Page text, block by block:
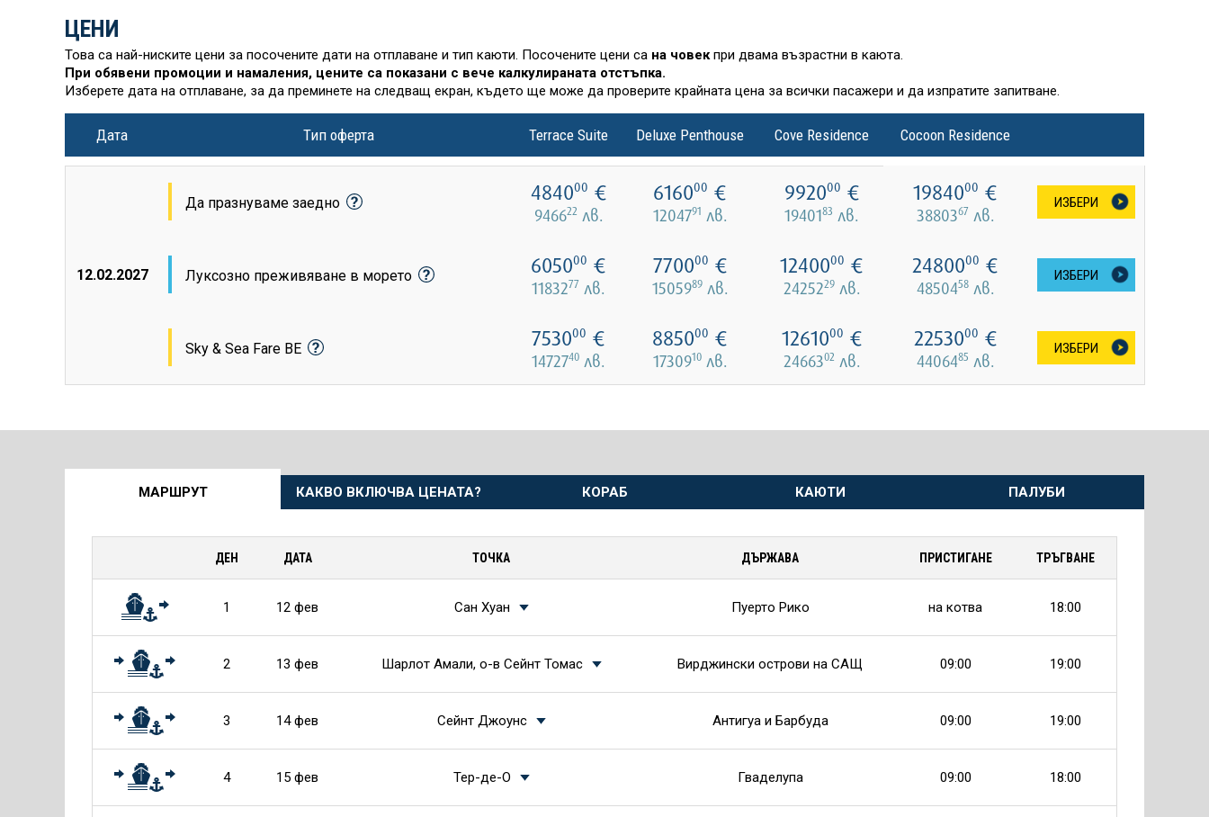
ЦЕНИ
Това са най-ниските цени за посочените дати на отплаване и тип каюти. Посочените цени са на човекпри двама възрастни в каюта.
При обявени промоции и намаления, цените са показани с вече калкулираната отстъпка.
Изберете дата на отплаване, за да преминете на следващ екран, където ще може да проверите крайната цена за всички пасажери и да изпратите запитване.
Дата Тип оферта Terrace Suite Deluxe Penthouse Cove Residence Cocoon Residence
12.02.2027
Да празнуваме заедно 484000 €
946622 лв.
616000 €
1204791 лв.
992000 €
1940183 лв.
1984000 €
3880367лв.
ИЗБЕРИ
Луксозно преживяване в морето 605000 €
1183277 лв.
770000 €
1505989лв.
1240000 €
2425229лв.
2480000 €
4850458лв.
ИЗБЕРИ
Sky & Sea Fare BE 753000 €
1472740 лв.
885000 €
1730910лв.
1261000 €
2466302 лв.
2253000 €
4406485 лв.
ИЗБЕРИ
МАРШРУТ КАКВО ВКЛЮЧВА ЦЕНАТА? КОРАБ КАЮТИ ПАЛУБИ
ДЕН ДАТА ТОЧКА ДЪРЖАВА ПРИСТИГАНЕ ТРЪГВАНЕ
1 12 фев Сан Хуан Пуерто Рико на котва 18:00
2 13 фев Шарлот Амали, о-в Сейнт Томас Вирджински острови на САЩ 09:00 19:00
3 14 фев Сейнт Джоунс Антигуа и Барбуда 09:00 19:00
4 15 фев Тер-де-О Гваделупа 09:00 18:00